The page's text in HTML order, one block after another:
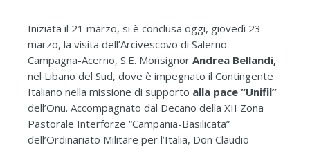
Iniziata il 21 marzo, si è conclusa oggi, giovedì 23
marzo, la visita dell’Arcivescovo di Salerno-
Campagna-Acerno, S.E. Monsignor Andrea Bellandi,
nel Libano del Sud, dove è impegnato il Contingente
Italiano nella missione di supporto alla pace “Unifil”
dell’Onu. Accompagnato dal Decano della XII Zona
Pastorale Interforze “Campania-Basilicata”
dell’Ordinariato Militare per l’Italia, Don Claudio